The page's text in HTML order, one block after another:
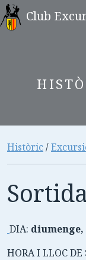
Club
Històric/
DIA: diumenge,
HORA I LLOC